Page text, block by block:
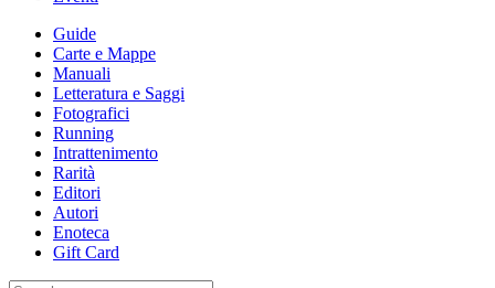
Guide
Carte e Mappe
Manuali
Letteratura e Saggi
Fotografici
Running
Intrattenimento
Rarità
Editori
Autori
Enoteca
Gift Card